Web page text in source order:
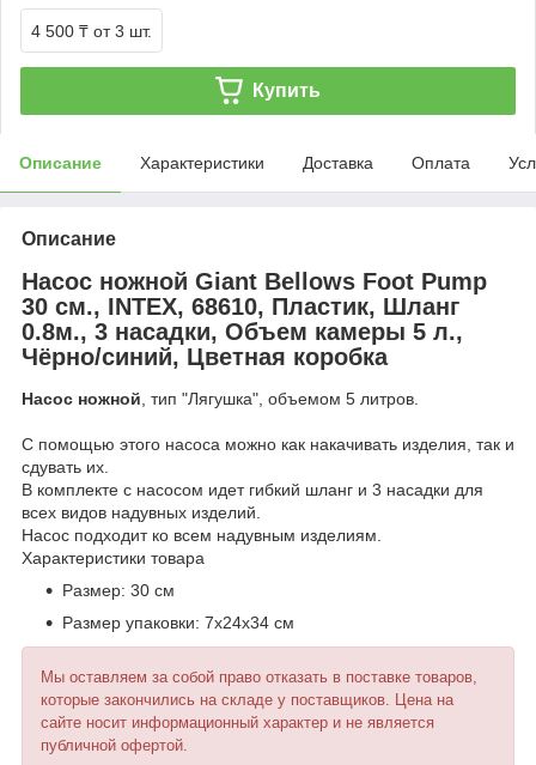
4 500 ₸ от 3 шт.
Купить
Описание Характеристики Доставка Оплата
Описание
Насос ножной Giant Bellows Foot Pump
30 см., INTEX, 68610, Пластик, Шланг
0.8м., 3 насадки, Объем камеры 5 л.,
Чёрно/синий, Цветная коробка
Насос ножной, тип "Лягушка", объемом 5 литров.
С помощью этого насоса можно как накачивать изделия, так и
сдувать их.
В комплекте с насосом идет гибкий шланг и 3 насадки для
всех видов надувных изделий.
Насос подходит ко всем надувным изделиям.
Характеристики товара
Размер: 30 см
Размер упаковки: 7x24x34 см
Мы оставляем за собой право отказать в поставке товаров,
которые закончились на складе у поставщиков. Цена на
сайте носит информационный характер и не является
публичной офертой.